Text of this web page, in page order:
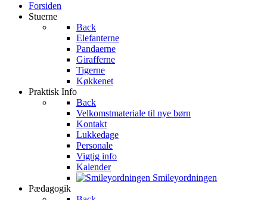
Forsiden
Stuerne
Back
Elefanterne
Pandaerne
Girafferne
Tigerne
Køkkenet
Praktisk Info
Back
Velkomstmateriale til nye børn
Kontakt
Lukkedage
Personale
Vigtig info
Kalender
Smileyordningen
Pædagogik